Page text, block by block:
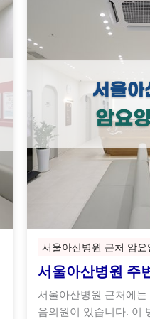
서울아산병원 근처 암요
서울아산병원 주
서울아산병원 근처에
음의원이 있습니다. 이